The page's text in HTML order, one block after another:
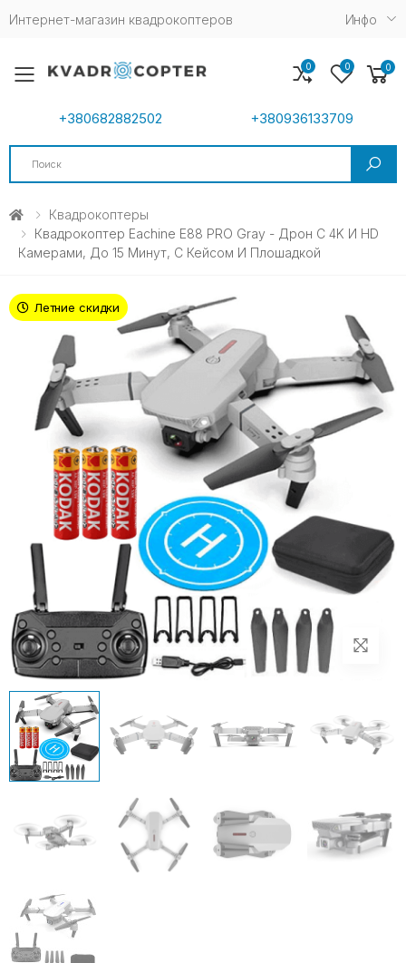
Интернет-магазин квадрокоптеров Инфо
Toggle mobile menu
+380682882502 +380936133709
Search
0 0 0
Квадрокоптеры
Квадрокоптер Eachine E88 PRO Gray - Дрон С 4K И HD
Камерами, До 15 Минут, С Кейсом И Плошадкой
Летние скидки